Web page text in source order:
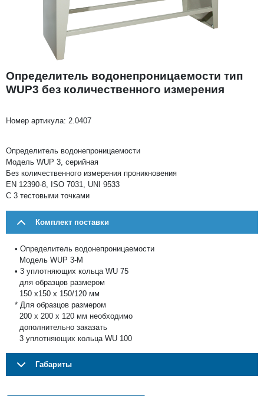
Определитель водонепроницаемости тип
WUP3 без количественного измерения
Номер артикула: 2.0407
Определитель водонепроницаемости
Модель WUP 3, серийная
Без количественного измерения проникновения
EN 12390-8, ISO 7031, UNI 9533
С 3 тестовыми точками
Комплект поставки
• Определитель водонепроницаемости
Модель WUP 3-M
• 3 уплотняющих кольца WU 75
для образцов размером
150 х150 х 150/120 мм
* Для образцов размером
200 х 200 х 120 мм необходимо
дополнительно заказать
3 уплотняющих кольца WU 100
Габариты